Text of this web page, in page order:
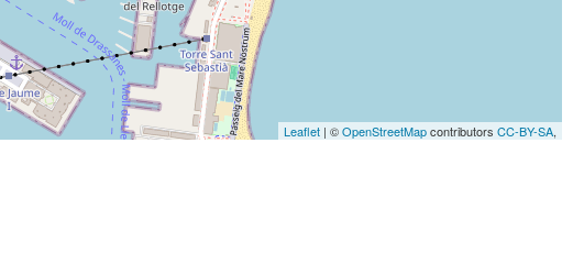
Leaflet | ©OpenStreetMapcontributors CC-BY-SA,